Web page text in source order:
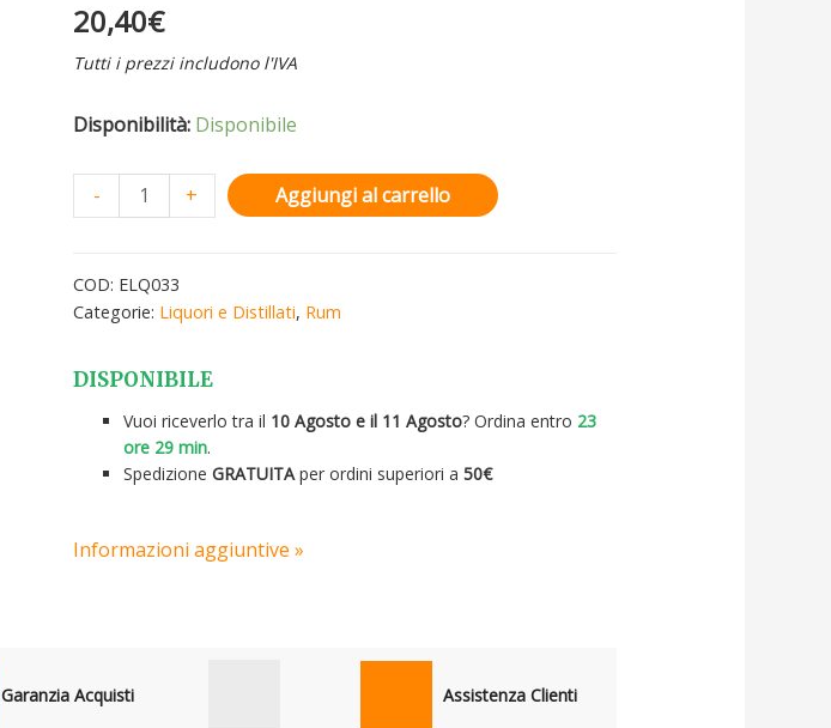
20,40€
Tutti i prezzi includono l'IVA
Disponibilità: Disponibile
- + Aggiungi al carrello
COD: ELQ033
Categorie: Liquori e Distillati, Rum
DISPONIBILE
Vuoi riceverlo tra il 10 Agosto e il 11 Agosto? Ordina entro 23
ore 29 min.
SpedizioneGRATUITA per ordini superiori a50€
Informazioni aggiuntive »
Garanzia Acquisti Assistenza Clienti